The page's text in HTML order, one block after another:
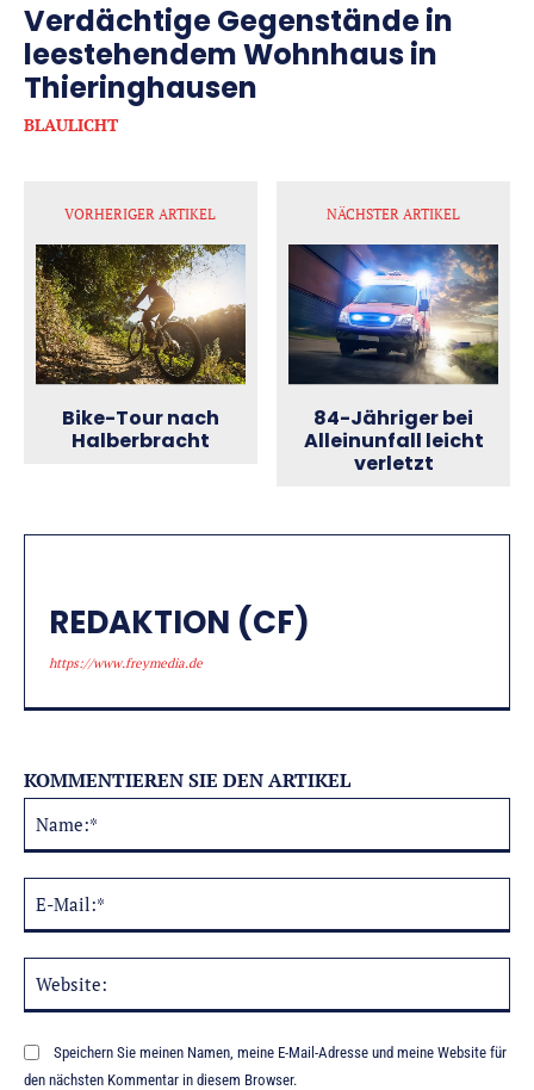
Verdächtige Gegenstände in
leestehendem Wohnhaus in
Thieringhausen
BLAULICHT
VORHERIGER ARTIKEL
Bike-Tour nach
Halberbracht
NÄCHSTER ARTIKEL
84-Jähriger bei
Alleinunfall leicht
verletzt
REDAKTION (CF)
https://www.freymedia.de
KOMMENTIEREN SIE DEN ARTIKEL
Speichern Sie meinen Namen, meine E-Mail-Adresse und meine Website für
den nächsten Kommentar in diesem Browser.